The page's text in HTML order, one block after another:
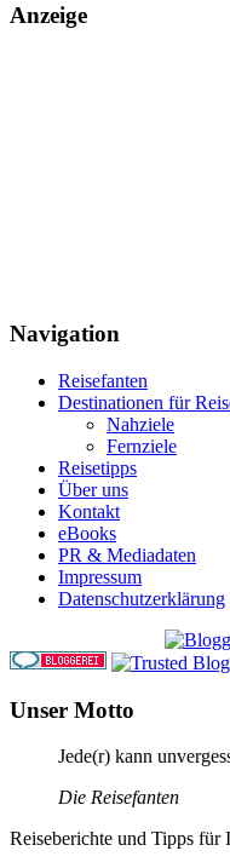
Anzeige
Navigation
Reisefanten
Destinationen für
Nahziele
Fernziele
Reisetipps
Über uns
Kontakt
eBooks
PR & Mediadaten
Impressum
Datenschutzerklärung
Unser Motto
Jede(r) kann
Die Reisefanten
Reiseberichte und Tipps für